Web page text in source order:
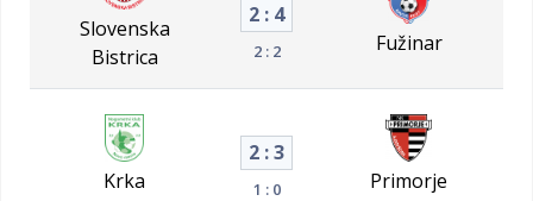
Slovenska
Bistrica
2 : 4
2 : 2 Fužinar
Krka
2 : 3
1 : 0 Primorje